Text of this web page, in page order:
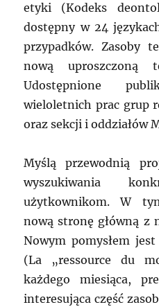
etyki (Kodeks
dostępny w 24
przypadków. Zasoby
nową uproszczoną
Udostępnione
wieloletnich prac grup
oraz sekcji i oddziałów
Myślą przewodnią
wyszukiwania
użytkownikom. W
nową stronę główną z
Nowym pomysłem
(La „ressource du
każdego miesiąca,
interesująca część